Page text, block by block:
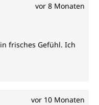
vor 8 Monaten
frisches Gefühl. Ich
vor 10 Monaten